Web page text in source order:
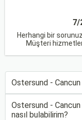
7/
Herhangi bir
Müşteri
Ostersund - Cancun
Ostersund -
nasıl bulabilirim?